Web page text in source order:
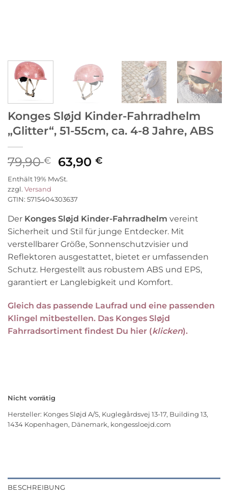
Konges Sløjd Kinder-Fahrradhelm
„Glitter“, 51-55cm, ca. 4-8 Jahre, ABS
79,90€
Ursprünglicher
Preis
war:
79,90 €
63,90€Aktueller
Enthält 19% MwSt.
zzgl. Versand
GTIN: 5715404303637
Der Konges Sløjd Kinder-Fahrradhelm vereint
Sicherheit und Stil für junge Entdecker. Mit
verstellbarer Größe, Sonnenschutzvisier und
Reflektoren ausgestattet, bietet er umfassenden
Schutz. Hergestellt aus robustem ABS und EPS,
garantiert er Langlebigkeit und Komfort.
Gleich das passende Laufrad und eine passenden
Klingel mitbestellen. Das Konges Sløjd
Fahrradsortiment findest Du hier (klicken).
Nicht vorrätig
Hersteller: Konges Sløjd A/S, Kuglegårdsvej 13-17, Building 13,
1434 Kopenhagen, Dänemark, kongessloejd.com
BESCHREIBUNG